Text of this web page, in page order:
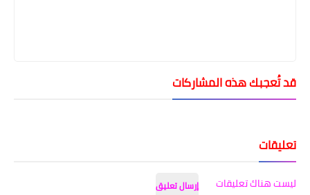
قد تُعجبك هذه المشاركات
تعليقات
ليست هناك تعليقات
إرسال تعليق